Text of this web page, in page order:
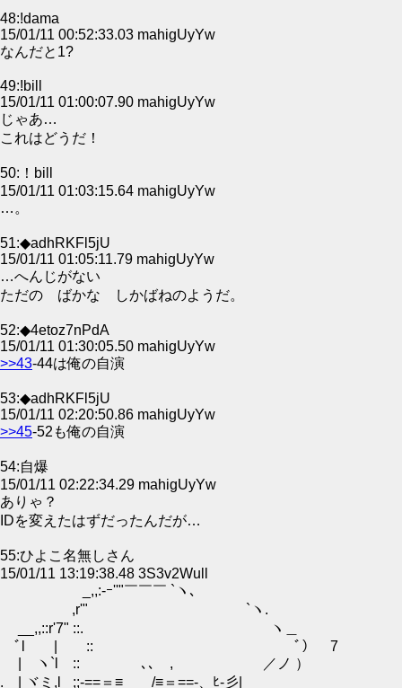
48:!dama
15/01/11 00:52:33.03 mahigUyYw
なんだと1?
49:!bill
15/01/11 01:00:07.90 mahigUyYw
じゃあ…
これはどうだ！
50:！bill
15/01/11 01:03:15.64 mahigUyYw
…。
51:◆adhRKFl5jU
15/01/11 01:05:11.79 mahigUyYw
…へんじがない
ただの ばかな しかばねのようだ。
52:◆4etoz7nPdA
15/01/11 01:30:05.50 mahigUyYw
>>43-44は俺の自演
53:◆adhRKFl5jU
15/01/11 02:20:50.86 mahigUyYw
>>45-52も俺の自演
54:自爆
15/01/11 02:22:34.29 mahigUyYw
ありゃ？
IDを変えたはずだったんだが…
55:ひよこ名無しさん
15/01/11 13:19:38.48 3S3v2Wull
_,,:-ｰ''"￣￣￣ `ヽ､
,r'" `ヽ.
__,,::r'7" ::. ヽ＿
ﾞl | :: ﾞ） 7
| ヽ`l :: ､､ , ／ノ ）
. | ヾミ,l _;;-==＝≡ゞ /≡＝==-、ﾋ-彡|